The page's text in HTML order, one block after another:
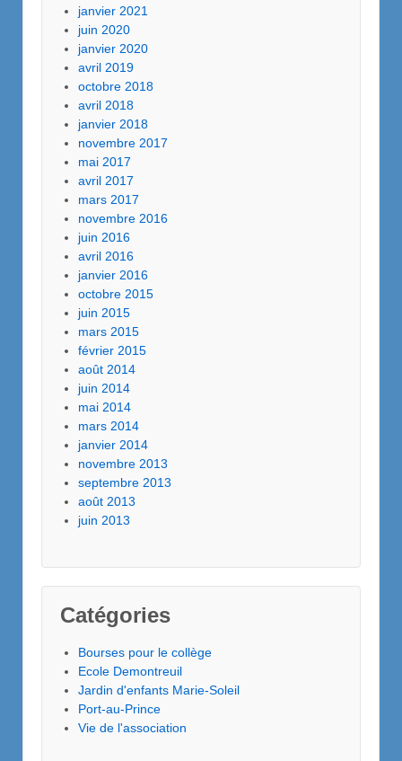
janvier 2021
juin 2020
janvier 2020
avril 2019
octobre 2018
avril 2018
janvier 2018
novembre 2017
mai 2017
avril 2017
mars 2017
novembre 2016
juin 2016
avril 2016
janvier 2016
octobre 2015
juin 2015
mars 2015
février 2015
août 2014
juin 2014
mai 2014
mars 2014
janvier 2014
novembre 2013
septembre 2013
août 2013
juin 2013
Catégories
Bourses pour le collège
Ecole Demontreuil
Jardin d'enfants Marie-Soleil
Port-au-Prince
Vie de l'association